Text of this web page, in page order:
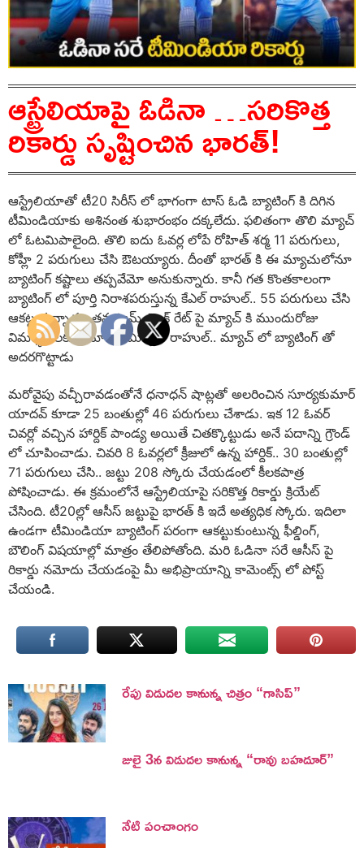
ఆస్ట్రేలియాపై ఓడినా …సరికొత్త
రికార్డు సృష్టించిన భారత్!
ఆస్ట్రేలియాతో టీ20 సిరీస్ లో భాగంగా టాస్ ఓడి బ్యాటింగ్ కి దిగిన
టీమిండియాకు అశినంత శుభారంభం దక్కలేదు. ఫలితంగా తొలి మ్యాచ్
లో ఓటమిపాలైంది. తొలి ఐదు ఓవర్ల లోపే రోహిత్ శర్మ 11 పరుగులు,
కోహ్లీ 2 పరుగులు చేసి ఔటయ్యారు. దీంతో భారత్ కి ఈ మ్యాచులోనూ
బ్యాటింగ్ కష్టాలు తప్పవేమో అనుకున్నారు. కానీ గత కొంతకాలంగా
బ్యాటింగ్ లో పూర్తి నిరాశపరుస్తున్న కేఎల్ రాహుల్.. 55 పరుగులు చేసి
ఆకట్టుకున్నాడు. తన ఫామ్, స్ట్రైక్ రేట్ పై మ్యాచ్ కి ముందురోజు
విమర్శకులకు సమాధానమిచ్చిన రాహుల్.. మ్యాచ్ లో బ్యాటింగ్ తో
అదరగొట్టాడు
మరోవైపు వచ్చీరావడంతోనే ధనాధన్ షాట్లతో అలరించిన సూర్యకుమార్
యాదవ్ కూడా 25 బంతుల్లో 46 పరుగులు చేశాడు. ఇక 12 ఓవర్
చివర్లో వచ్చిన హార్దిక్ పాండ్య అయితే చితక్కొట్టుడు అనే పదాన్ని గ్రౌండ్
లో చూపించాడు. చివరి 8 ఓవర్లలో క్రీజులో ఉన్న హార్దిక్.. 30 బంతుల్లో
71 పరుగులు చేసి.. జట్టు 208 స్కోరు చేయడంలో కీలకపాత్ర
పోషించాడు. ఈ క్రమంలోనే ఆస్ట్రేలియాపై సరికొత్త రికార్డు క్రియేట్
చేసింది. టీ20ల్లో ఆసీస్ జట్టుపై భారత్ కి ఇదే అత్యధిక స్కోరు. ఇదిలా
ఉండగా టీమిండియా బ్యాటింగ్ పరంగా ఆకట్టుకుంటున్న ఫీల్డింగ్,
బౌలింగ్ విషయాల్లో మాత్రం తేలిపోతోంది. మరి ఓడినా సరే ఆసీస్ పై
రికార్డు నమోదు చేయడంపై మీ అభిప్రాయాన్ని కామెంట్స్ లో పోస్ట్
చేయండి.
రేపు విడుదల కానున్న చిత్రం “గాసిప్”
జులై 3న విడుదల కానున్న “రావు బహదూర్”
నేటి పంచాంగం